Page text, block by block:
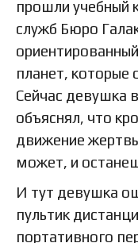
прошли учебный
служб Бюро
планет, которые
Сейчас девушка
объяснял, что
движение
может, и
И тут девушка
пультик
портативного